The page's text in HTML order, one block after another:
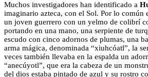
Muchos investigadores han identificado a
imaginario azteca, con el Sol. Por lo común
un joven guerrero con un yelmo de colibrí
portando en una mano, una serpiente de
escudo con cinco adornos de plumas, una
arma mágica, denominada “xiuhcóatl”, la
veces también llevaba en la espalda un
“anecúyotl”, que era la cabeza de un
del dios estaba pintado de azul y su rostro